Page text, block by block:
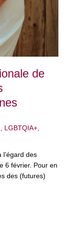
de
LGBTQIA+
des
6 février. Pour en
des (futures)